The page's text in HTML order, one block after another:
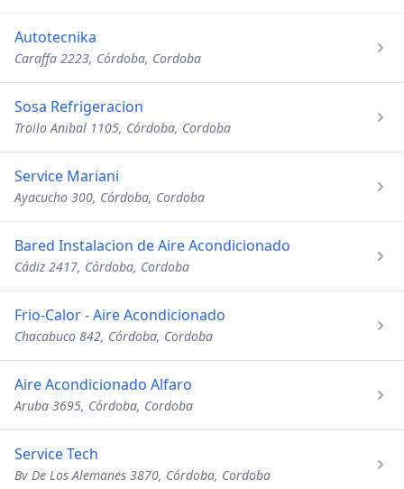
Autotecnika
Caraffa 2223, Córdoba, Cordoba
Sosa Refrigeracion
Troilo Anibal 1105, Córdoba, Cordoba
Service Mariani
Ayacucho 300, Córdoba, Cordoba
Bared Instalacion de Aire Acondicionado
Cádiz 2417, Córdoba, Cordoba
Frio-Calor - Aire Acondicionado
Chacabuco 842, Córdoba, Cordoba
Aire Acondicionado Alfaro
Aruba 3695, Córdoba, Cordoba
Service Tech
Bv De Los Alemanes 3870, Córdoba, Cordoba